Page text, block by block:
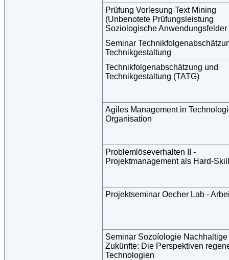
Prüfung Vorlesung Text Mining
(Unbenotete Prüfungsleistung
Soziologische Anwendungsfelder
Seminar
Technikgestaltung
Technikfolgenabschätzung und
Technikgestaltung (TATG)
Agiles Management in
Organisation
Problemlöseverhalten II -
Projektmanagement als Hard-Skill
Projektseminar Oecher Lab -
Seminar Sozoíologie Nachhaltige
Zukünfte: Die Perspektiven
Technologien